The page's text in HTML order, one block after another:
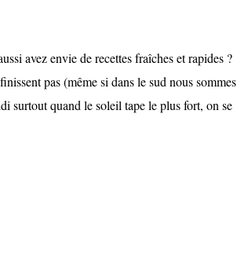
avez envie de recettes fraîches et rapides ?
pas (même si dans le sud nous sommes
surtout quand le soleil tape le plus fort, on se